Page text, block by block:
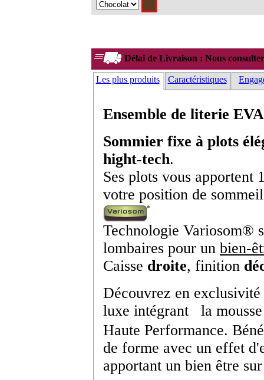
Délai de Livraison : Nous consulter
Les plus produits Caractéristiques
Ensemble de literie
Sommier fixe à plots
hight-tech.
Ses plots vous apportent
votre position de
Technologie Variosom®
lombaires pour un bien-
Caisse droite, finition
Découvrez en
luxe intégrant la
Haute Performance.
de forme avec un effet
apportant un bien être